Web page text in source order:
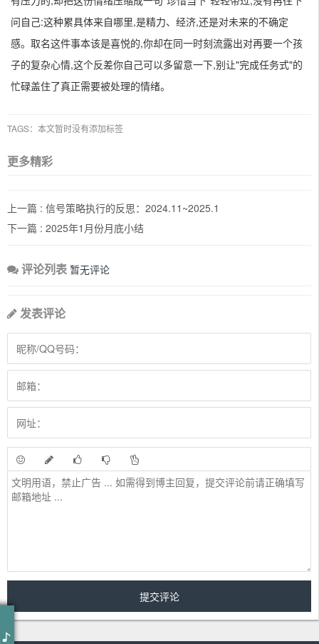
问自己:这种累具体来自哪里,是精力、经济,还是对未来的不确定
感。取名这件事本该是喜悦的,你却在同一时刻流露出对再要一个孩
子的复杂心情,这个反差你自己可以多留意一下,别让"完成任务式"的
忙碌盖住了真正需要被处理的情绪。
TAGS：本文暂时没有添加标签
更多精彩
上一篇 : 信号策略执行的反思：2024.11~2025.1
下一篇 : 2025年1月份月底小结
评论列表 暂无评论
发表评论
June